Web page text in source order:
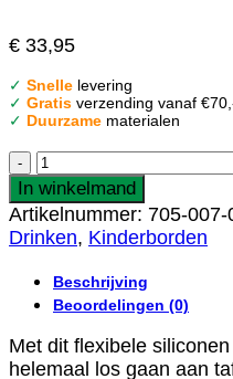
€ 33,95
✓ Snelle levering
✓ Gratis verzending vanaf
✓ Duurzame materialen
Jollein
Kinderserviesset
Siliconen
-
Nougat
aantal
In winkelmand
Artikelnummer: 705-007-
Drinken, Kinderborden
Beschrijving
Beoordelingen (0)
Met dit flexibele
helemaal los gaan aan